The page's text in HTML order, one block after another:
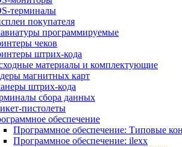
терминалы
покупателя
программируемые
чеков
штрих-кода
материалы и комплектующие
магнитных карт
штрих-кода
сбора данных
пистолеты
обеспечение
Программное обеспечение: Типовые
Программное обеспечение: ilexx